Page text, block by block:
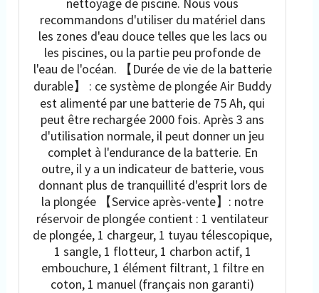
recommandons d'utiliser du matériel dans
les zones d'eau douce telles que les lacs ou
les piscines, ou la partie peu profonde de
l'eau de l'océan. 【Durée de vie de la batterie
durable】 : ce système de plongée Air Buddy
est alimenté par une batterie de 75 Ah, qui
peut être rechargée 2000 fois. Après 3 ans
d'utilisation normale, il peut donner un jeu
complet à l'endurance de la batterie. En
outre, il y a un indicateur de batterie, vous
donnant plus de tranquillité d'esprit lors de
la plongée 【Service après-vente】: notre
réservoir de plongée contient : 1 ventilateur
de plongée, 1 chargeur, 1 tuyau télescopique,
1 sangle, 1 flotteur, 1 charbon actif, 1
embouchure, 1 élément filtrant, 1 filtre en
coton, 1 manuel (français non garanti)